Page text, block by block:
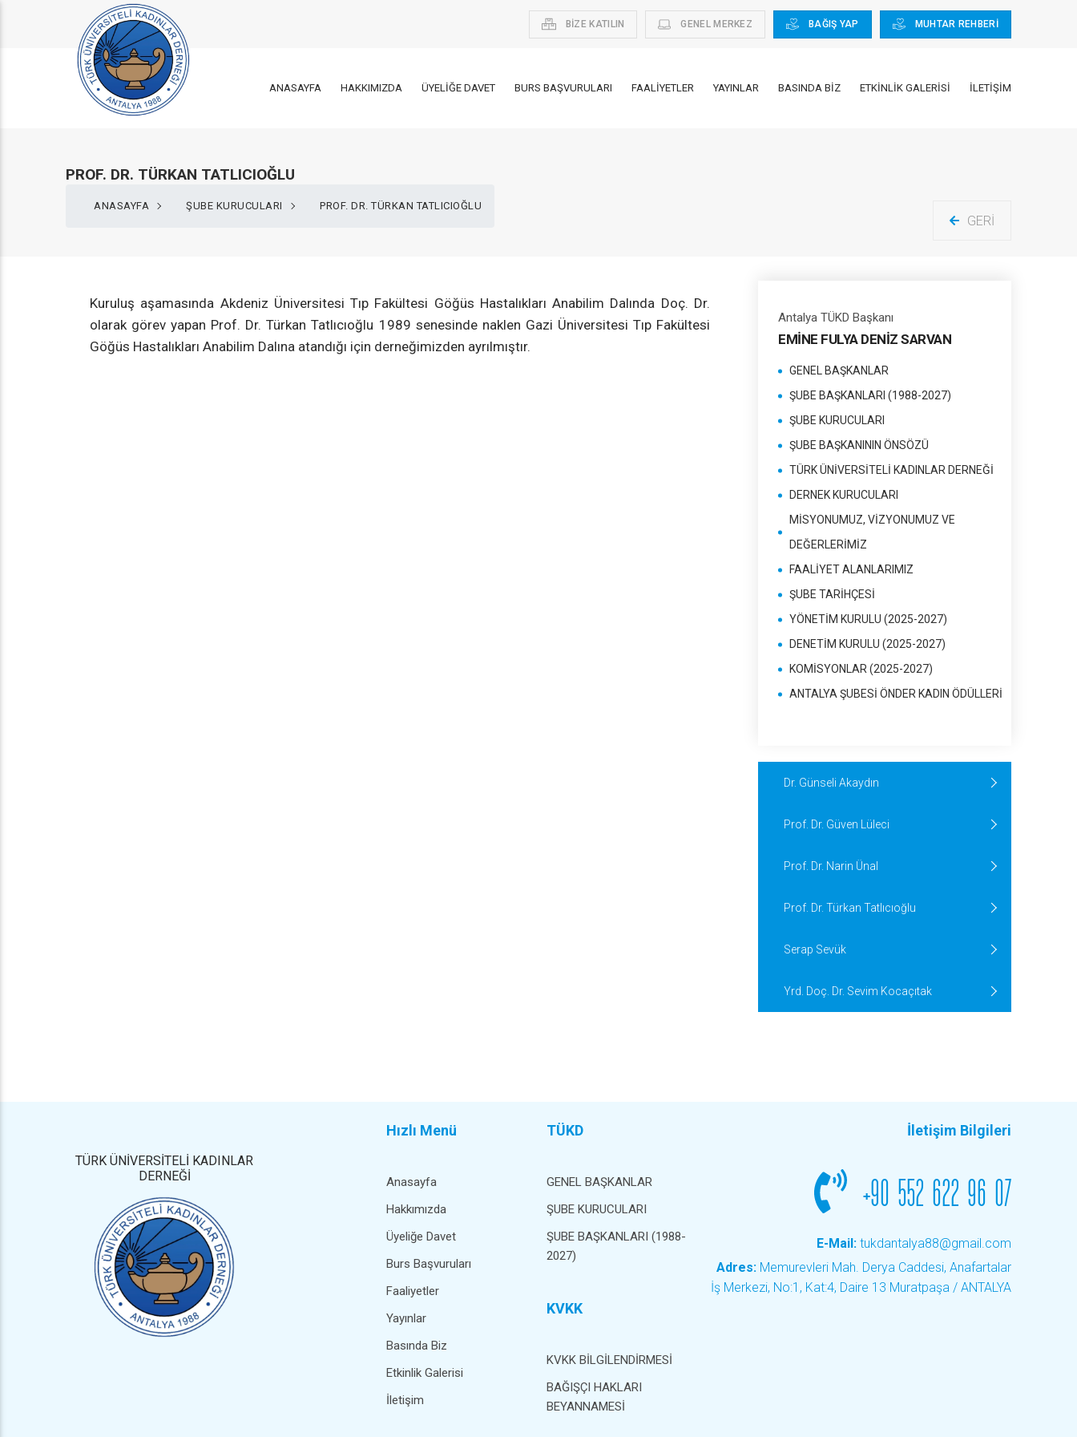
BİZE KATILIN GENEL MERKEZ BAĞIŞ YAP MUHTAR REHBERİ
ANASAYFA HAKKIMIZDA ÜYELIĞE DAVET BURS BAŞVURULARI FAALIYETLER YAYINLAR BASINDA BIZ ETKINLIK GALERISI İLETIŞIM
PROF. DR. TÜRKAN TATLICIOĞLU
ANASAYFA ŞUBE KURUCULARI PROF. DR. TÜRKAN TATLICIOĞLU
GERI
Kuruluş aşamasında Akdeniz Üniversitesi Tıp Fakültesi Göğüs Hastalıkları Anabilim Dalında Doç. Dr.
olarak görev yapan Prof. Dr. Türkan Tatlıcıoğlu 1989 senesinde naklen Gazi Üniversitesi Tıp Fakültesi
Göğüs Hastalıkları Anabilim Dalına atandığı için derneğimizden ayrılmıştır.
Antalya TÜKD Başkanı
EMİNE FULYA DENİZ SARVAN
GENEL BAŞKANLAR
ŞUBE BAŞKANLARI (1988-2027)
ŞUBE KURUCULARI
ŞUBE BAŞKANININ ÖNSÖZÜ
TÜRK ÜNİVERSİTELİ KADINLAR DERNEĞİ
DERNEK KURUCULARI
MİSYONUMUZ, VİZYONUMUZ VE
DEĞERLERİMİZ
FAALİYET ALANLARIMIZ
ŞUBE TARİHÇESİ
YÖNETİM KURULU (2025-2027)
DENETİM KURULU (2025-2027)
KOMİSYONLAR (2025-2027)
ANTALYA ŞUBESİ ÖNDER KADIN ÖDÜLLERİ
Dr. Günseli Akaydın
Prof. Dr. Güven Lüleci
Prof. Dr. Narin Ünal
Prof. Dr. Türkan Tatlıcıoğlu
Serap Sevük
Yrd. Doç. Dr. Sevim Kocaçıtak
TÜRK ÜNİVERSİTELİ KADINLAR
DERNEĞİ
Hızlı Menü
Anasayfa
Hakkımızda
Üyeliğe Davet
Burs Başvuruları
Faaliyetler
Yayınlar
Basında Biz
Etkinlik Galerisi
İletişim
TÜKD
GENEL BAŞKANLAR
ŞUBE KURUCULARI
ŞUBE BAŞKANLARI (1988-
2027)
KVKK
KVKK BİLGİLENDİRMESİ
BAĞIŞÇI HAKLARI
BEYANNAMESİ
İletişim Bilgileri
+90 552 622 96 07
E-Mail: tukdantalya88@gmail.com
Adres: Memurevleri Mah. Derya Caddesi, Anafartalar
İş Merkezi, No:1, Kat:4, Daire 13 Muratpaşa / ANTALYA